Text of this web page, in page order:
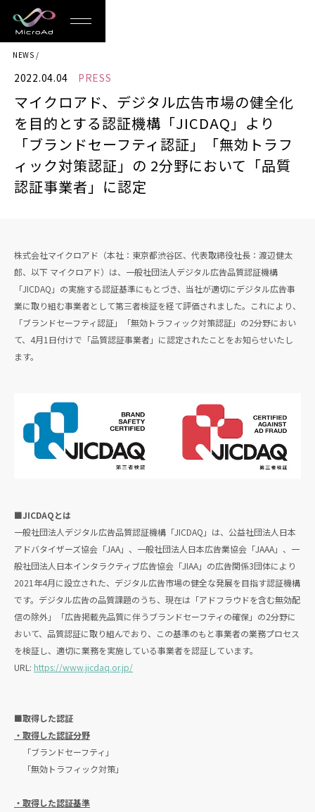
MicroAd
-
Redesigning
the
Future
Life
NEWS
2022.04.04 PRESS
マイクロアド、デジタル広告市場の健全化
を目的とする認証機構「JICDAQ」より
「ブランドセーフティ認証」「無効トラフ
ィック対策認証」の 2分野において「品質
認証事業者」に認定
株式会社マイクロアド（本社：東京都渋谷区、代表取締役社長：渡辺健太
郎、以下 マイクロアド）は、一般社団法人デジタル広告品質認証機構
「JICDAQ」の実施する認証基準にもとづき、当社が適切にデジタル広告事
業に取り組む事業者として第三者検証を経て評価されました。これにより、
「ブランドセーフティ認証」「無効トラフィック対策認証」の2分野におい
て、4月1日付けで「品質認証事業者」に認定されたことをお知らせいたし
ます。
■JICDAQとは
一般社団法人デジタル広告品質認証機構「JICDAQ」は、公益社団法人日本
アドバタイザーズ協会「JAA」、一般社団法人日本広告業協会「JAAA」、一
般社団法人日本インタラクティブ広告協会「JIAA」の広告関係3団体により
2021年4月に設立された、デジタル広告市場の健全な発展を目指す認証機構
です。デジタル広告の品質課題のうち、現在は「アドフラウドを含む無効配
信の除外」「広告掲載先品質に伴うブランドセーフティの確保」の2分野に
おいて、品質認証に取り組んでおり、この基準のもと事業者の業務プロセス
を検証し、適切に業務を実施している事業者を認証しています。
URL: https://www.jicdaq.or.jp/
■取得した認証
・取得した認証分野
「ブランドセーフティ」
「無効トラフィック対策」
・取得した認証基準